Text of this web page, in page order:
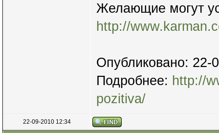
Желающие могут
http://
Опубликовано: 22-
Подробнее: http://
pozitiva/
22-09-2010 12:34